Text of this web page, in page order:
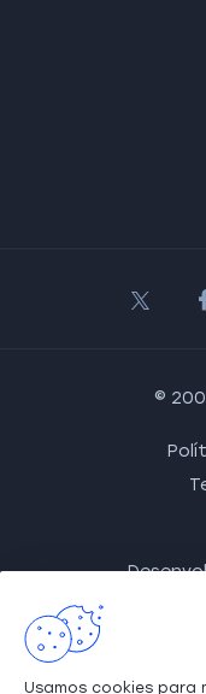
©
CEP 01311-930
Usamos cookies para